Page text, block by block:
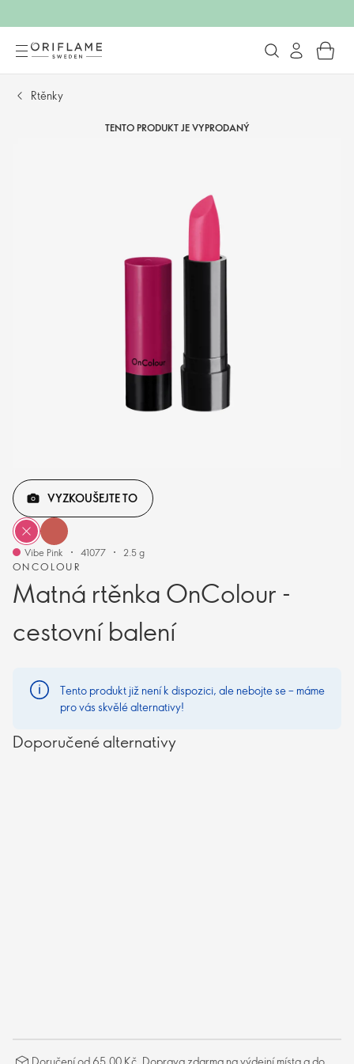
Rtěnky
TENTO PRODUKT JE VYPRODANÝ
ONCOLOUR
Matná rtěnka OnColour -
cestovní balení
VYZKOUŠEJTE TO
Vibe Pink 41077 2.5 g
Tento produkt již není k dispozici, ale nebojte se – máme
pro vás skvělé alternativy!
Doporučené alternativy